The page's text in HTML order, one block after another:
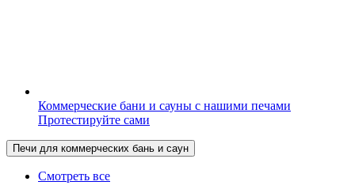
Коммерческие бани и сауны с нашими печами
Протестируйте сами
Печи для коммерческих бань и саун
Смотреть все